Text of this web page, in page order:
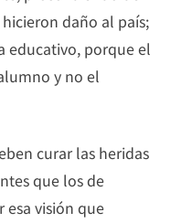
daño al país;
educativo, porque el
y no el
curar las heridas
que los de
esa visión que